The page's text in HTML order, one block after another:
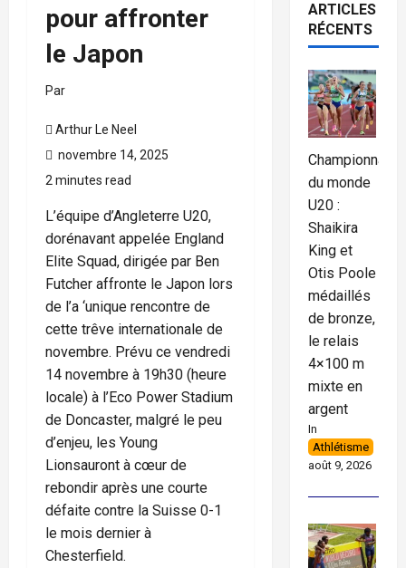
pour affronter
le Japon
Par
Arthur Le Neel
novembre 14, 2025
2 minutes read
L’équipe d’Angleterre U20,
dorénavant appelée England
Elite Squad, dirigée par Ben
Futcher affronte le Japon lors
de l’a ‘unique rencontre de
cette trêve internationale de
novembre. Prévu ce vendredi
14 novembre à 19h30 (heure
locale) à l’Eco Power Stadium
de Doncaster, malgré le peu
d’enjeu, les Young
Lionsauront à cœur de
rebondir après une courte
défaite contre la Suisse 0-1
le mois dernier à
Chesterfield.
ARTICLES
RÉCENTS
Championnat
du monde
U20 :
Shaikira
King et
Otis Poole
médaillés
de bronze,
le relais
4×100 m
mixte en
argent
In
Athlétisme
août 9, 2026